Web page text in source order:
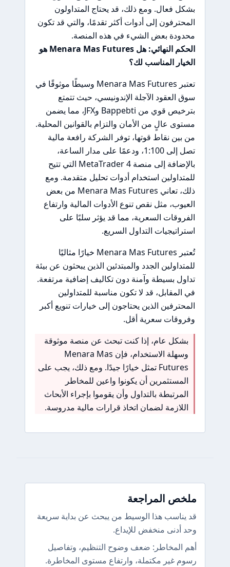
بشكل فعال. ومع ذلك، قد يحتاج المتداولون
المحترفون إلى أدوات أكثر تقدمًا، والتي قد تكون
محدودة بعض الشيء في هذه المنصة.
الحكم النهائي: هل Menara Mas Futures هو
الخيار المناسب لك؟
تعتبر Menara Mas Futures وسيطًا موثوقًا في
سوق العقود الآجلة الإندونيسي، حيث تتمتع
بترخيص قوي من Bappebti وJFX، مما يضمن
مستوى عالٍ من الأمان والتزام بالقوانين المحلية.
من بين نقاط قوتها، توفر الشركة رافعة مالية
تصل إلى 1:100، ودعمًا على مدار الساعة،
بالإضافة إلى منصة MetaTrader 4 التي تتيح
للمتداولين استخدام أدوات تحليل متقدمة. ومع
ذلك، تعاني Menara Mas Futures من بعض
العيوب، مثل نقص تنوع الأدوات المالية وارتفاع
الفروقات السعرية، مما قد يؤثر سلبًا على
استراتيجيات التداول السريع.
تُعتبر Menara Mas Futures خيارًا مثاليًا
للمتداولين الجدد والمبتدئين الذين يبحثون عن بيئة
تداول بسيطة وآمنة دون تكاليف إضافية مرتفعة.
في المقابل، قد لا تكون مناسبة للمتداولين
المحترفين الذين يحتاجون إلى خيارات تنويع أكبر
وفروقات سعرية أقل.
بشكل عام، إذا كنت تبحث عن منصة موثوقة
وسهلة الاستخدام، فإن Menara Mas
Futures تمثل خيارًا جيدًا. ومع ذلك، يجب على
المستثمرين أن يكونوا واعين للمخاطر
المرتبطة بالتداول وأن يقوموا بإجراء الأبحاث
اللازمة لضمان اتخاذ قرارات مالية مدروسة.
ملخص المراجعة
قد يناسب هذا الوسيط من يبحث عن بداية سريعة
وحد أدنى منخفض للإيداع.
أهم المخاطر: ضعف وضوح التنظيم، وتفاصيل
رسوم غير مكتملة، وارتفاع مستوى المخاطرة.